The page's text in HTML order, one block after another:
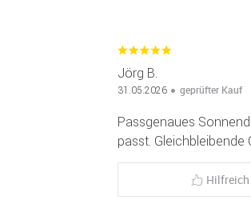
Jörg B.
31.05.2026 geprüfter Kauf
Passgenaues
passt. Gleichbleibende
Hilfreich